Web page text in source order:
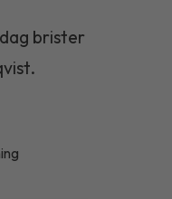
brister